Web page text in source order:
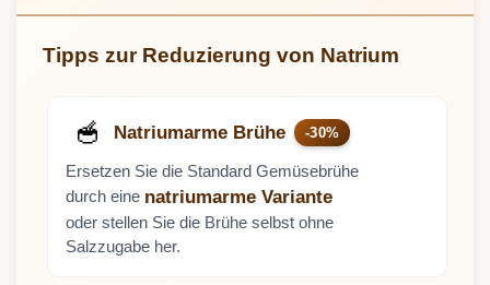
Tipps zur Reduzierung von Natrium
🥣 Natriumarme Brühe -30%
Ersetzen Sie die Standard Gemüsebrühe
durch eine natriumarme Variante
oder stellen Sie die Brühe selbst ohne
Salzzugabe her.